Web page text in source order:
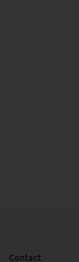
Contact